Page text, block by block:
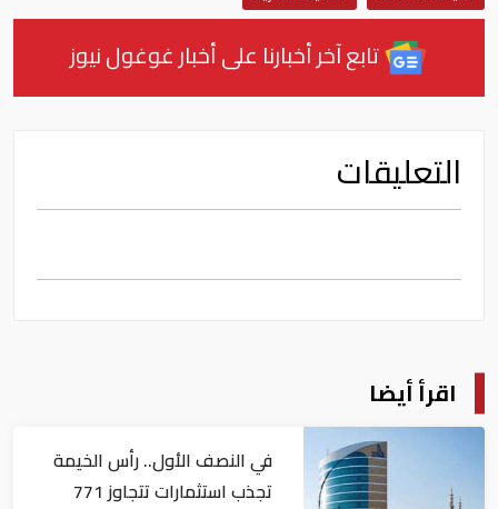
تابع آخر أخبارنا على أخبار غوغول نيوز
التعليقات
اقرأ أيضا
في النصف الأول.. رأس الخيمة
تجذب استثمارات تتجاوز 771